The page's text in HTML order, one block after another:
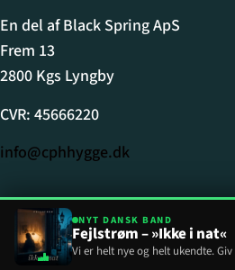
En del af Black Spring ApS
Frem 13
2800 Kgs Lyngby
CVR: 45666220
info@cphhygge.dk
NYT DANSK BAND
Fejlstrøm – »Ikke i nat«
Vi er helt nye og helt ukendte.